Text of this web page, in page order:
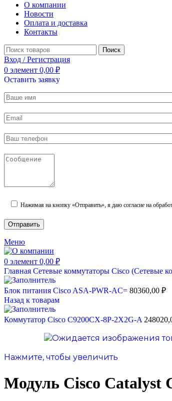
О компании
Новости
Оплата и доставка
Контакты
Поиск
Вход / Регистрация
0 элемент 0,00 ₽
Оставить заявку
Нажимая на кнопку «Отправить», я даю согласие на
Меню
0 элемент 0,00 ₽
Главная Сетевые коммутаторы Cisco (Сетевые
Блок питания Cisco ASA-PWR-AC= 80360,00 ₽
Назад к товарам
Коммутатор Cisco C9200CX-8P-2X2G-A
Нажмите, чтобы увеличить
Модуль Cisco Catalyst